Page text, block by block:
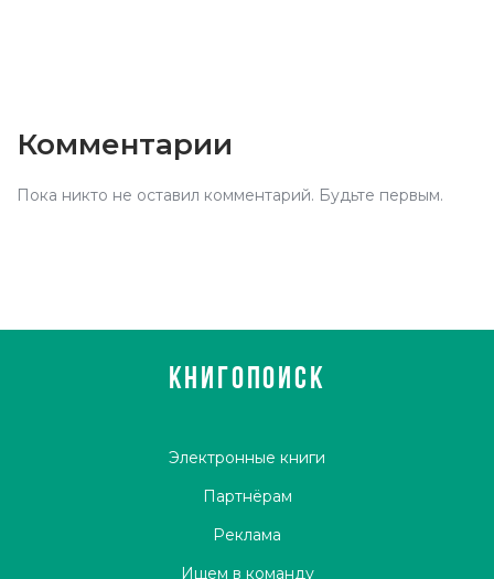
Комментарии
Пока никто не оставил комментарий. Будьте первым.
КНИГОПОИСК
Электронные книги
Партнёрам
Реклама
Ищем в команду